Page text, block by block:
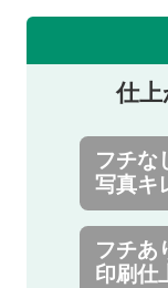
仕
フチな
写真キ
フチあ
印刷仕